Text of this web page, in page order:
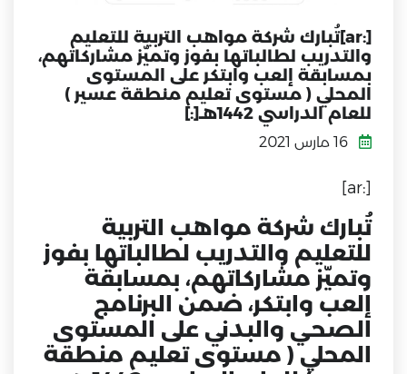
[:ar]تُبارك شركة مواهب التربية للتعليم
والتدريب لطالباتها بفوز وتميّز مشاركاتهم،
بمسابقة إلعب وابتكر على المستوى
المحلي ( مستوى تعليم منطقة عسير )
للعام الدراسي 1442هـ[:]
[:ar]
تُبارك شركة مواهب التربية
للتعليم والتدريب لطالباتها بفوز
وتميّز مشاركاتهم، بمسابقة
إلعب وابتكر، ضمن البرنامج
الصحي والبدني على المستوى
المحلي ( مستوى تعليم منطقة